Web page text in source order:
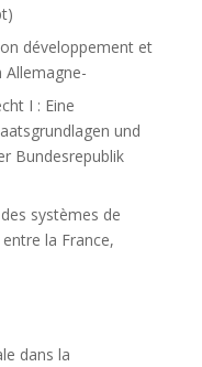
développement et
Allemagne-
I : Eine
und
Bundesrepublik
systèmes de
la France,
dans la